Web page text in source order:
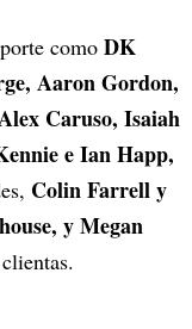
como DK
Aaron Gordon,
Caruso, Isaiah
e Ian Happ,
Colin Farrell y
y Megan